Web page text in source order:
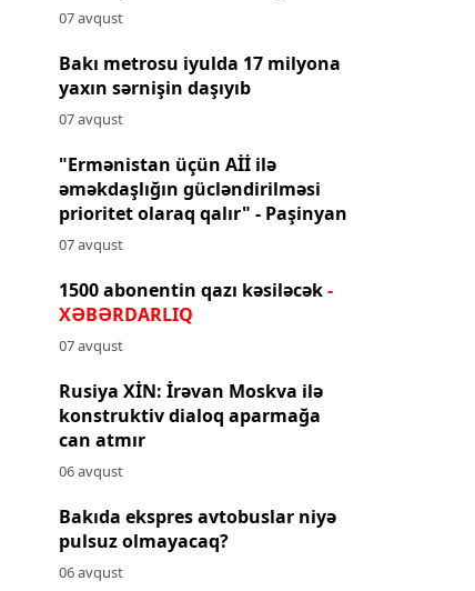
07 avqust
Bakı metrosu iyulda 17 milyona
yaxın sərnişin daşıyıb
07 avqust
"Ermənistan üçün Aİİ ilə
əməkdaşlığın gücləndirilməsi
prioritet olaraq qalır" - Paşinyan
07 avqust
1500 abonentin qazı kəsiləcək-
XƏBƏRDARLIQ
07 avqust
Rusiya XİN: İrəvan Moskva ilə
konstruktiv dialoq aparmağa
can atmır
06 avqust
Bakıda ekspres avtobuslar niyə
pulsuz olmayacaq?
06 avqust